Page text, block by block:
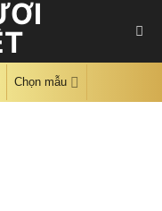
Chọn mẫu